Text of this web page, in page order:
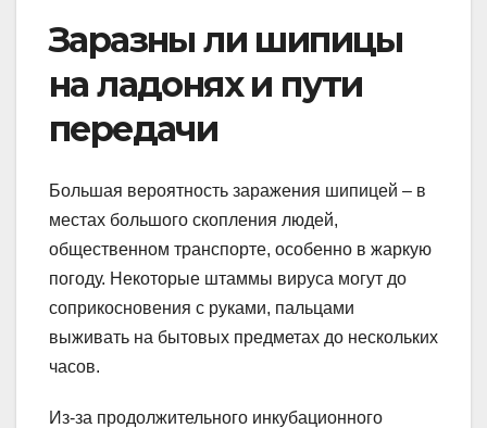
Заразны ли шипицы
на ладонях и пути
передачи
Большая вероятность заражения шипицей – в
местах большого скопления людей,
общественном транспорте, особенно в жаркую
погоду. Некоторые штаммы вируса могут до
соприкосновения с руками, пальцами
выживать на бытовых предметах до нескольких
часов.
Из-за продолжительного инкубационного